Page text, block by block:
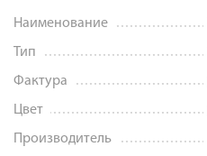
Наименование
Тип
Фактура
Цвет
Производитель